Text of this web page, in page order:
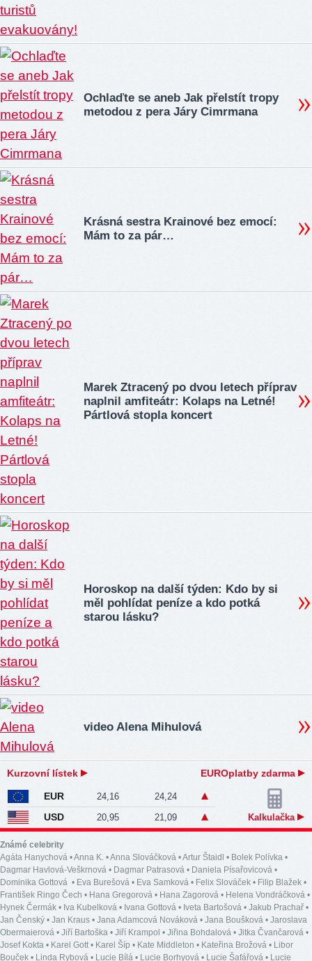
Ochlaďte se aneb Jak přelstít tropy
metodou z pera Járy Cimrmana
Krásná sestra Krainové bez emocí:
Mám to za pár…
Marek Ztracený po dvou letech příprav
naplnil amfiteátr: Kolaps na Letné!
Pártlová stopla koncert
Horoskop na další týden: Kdo by si
měl pohlídat peníze a kdo potká
starou lásku?
video Alena Mihulová
Kurzovní lístek EUROplatby zdarma
EUR 24,16 24,24
USD 20,95 21,09 Kalkulačka
Známé celebrity
Agáta Hanychová •Anna K. •Anna Slováčková •Artur Štaidl • Bolek Polívka •
Dagmar Havlová-Veškrnová • Dagmar Patrasová • Daniela Písařovicová •
Dominika Gottová • Eva Burešová • Eva Samková • Felix Slováček • Filip Blažek •
František Ringo Čech • Hana Gregorová • Hana Zagorová • Helena Vondráčková •
Hynek Čermák • Iva Kubelková • Ivana Gottová • Iveta Bartošová • Jakub Prachař •
Jan Čenský • Jan Kraus • Jana Adamcová Nováková • Jana Boušková • Jaroslava
Obermaierová • Jiří Bartoška • Jiří Krampol • Jiřina Bohdalová • Jitka Čvančarová •
Josef Kokta • Karel Gott • Karel Šíp • Kate Middleton • Kateřina Brožová • Libor
Bouček • Linda Rybová • Lucie Bílá • Lucie Borhyová • Lucie Šafářová • Lucie